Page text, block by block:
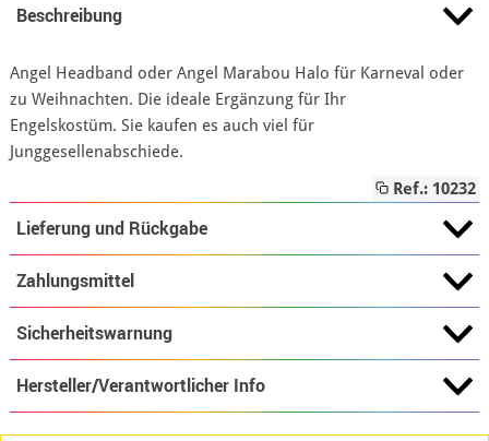
Beschreibung
Angel Headband oder Angel Marabou Halo für Karneval oder
zu Weihnachten. Die ideale Ergänzung für Ihr
Engelskostüm. Sie kaufen es auch viel für
Junggesellenabschiede.
Ref.: 10232
Lieferung und Rückgabe
Zahlungsmittel
Sicherheitswarnung
Hersteller/Verantwortlicher Info